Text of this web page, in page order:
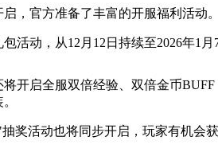
，官方准备了丰富的开服福利活动。
活动，从12月12日持续至2026年1
将开启全服双倍经验、双倍金币
奖活动也将同步开启，玩家有机会